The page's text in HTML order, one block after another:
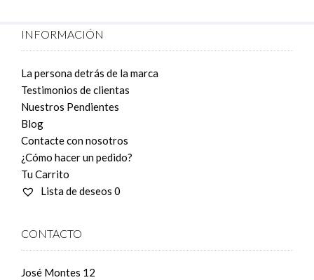
pueden
INFORMACIÓN
La persona detrás de la marca
Testimonios de clientas
Nuestros Pendientes
Blog
Contacte con nosotros
¿Cómo hacer un pedido?
Tu Carrito
Lista de deseos 0
CONTACTO
José Montes 12